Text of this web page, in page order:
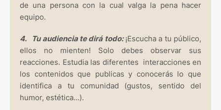
de una persona con la cual valga la pena hacer
equipo.
4. Tu audiencia te dirá todo:¡Escucha a tu público,
ellos no mienten! Solo debes observar sus
reacciones. Estudia las diferentes interacciones en
los contenidos que publicas y conocerás lo que
identifica a tu comunidad (gustos, sentido del
humor, estética…).